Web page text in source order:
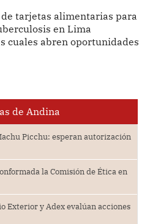
tarjetas alimentarias para
en Lima
cuales abren oportunidades
de Andina
Picchu: esperan autorización
la Comisión de Ética en
Exterior y Adex evalúan acciones